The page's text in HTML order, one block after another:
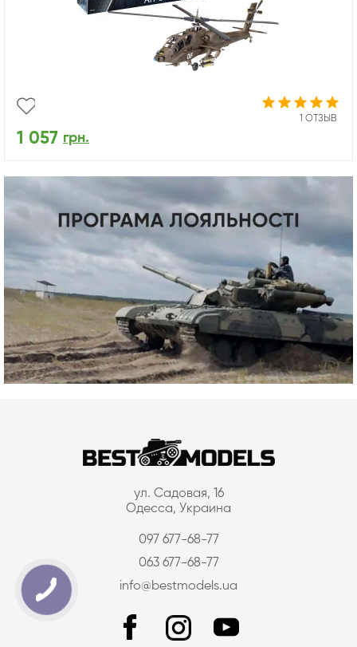
1 ОТЗЫВ
1 057 грн.
ул. Садовая, 16
Одесса, Украина
097 677-68-77
063 677-68-77
info@bestmodels.ua